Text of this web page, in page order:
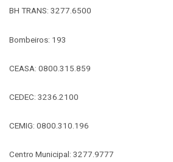
BH TRANS: 3277.6500
Bombeiros: 193
CEASA: 0800.315.859
CEDEC: 3236.2100
CEMIG: 0800.310.196
Centro Municipal: 3277.9777